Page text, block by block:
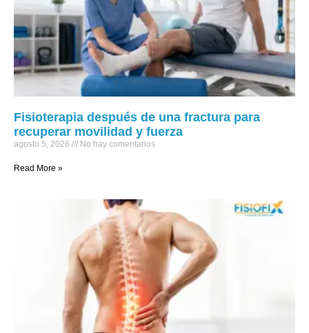
Fisioterapia después de una fractura para
recuperar movilidad y fuerza
agosto 5, 2026 No hay comentarios
Read More »